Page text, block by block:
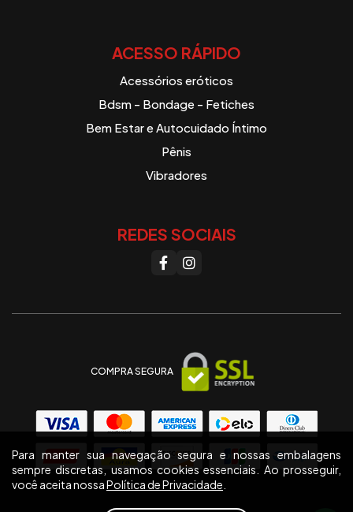
ACESSO RÁPIDO
Acessórios eróticos
Bdsm - Bondage - Fetiches
Bem Estar e Autocuidado Íntimo
Pênis
Vibradores
REDES SOCIAIS
COMPRA SEGURA
Para manter sua navegação segura e nossas embalagens
sempre discretas, usamos cookies essenciais. Ao prosseguir,
você aceita nossaPolítica de Privacidade